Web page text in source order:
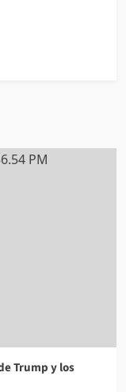
Trump y los